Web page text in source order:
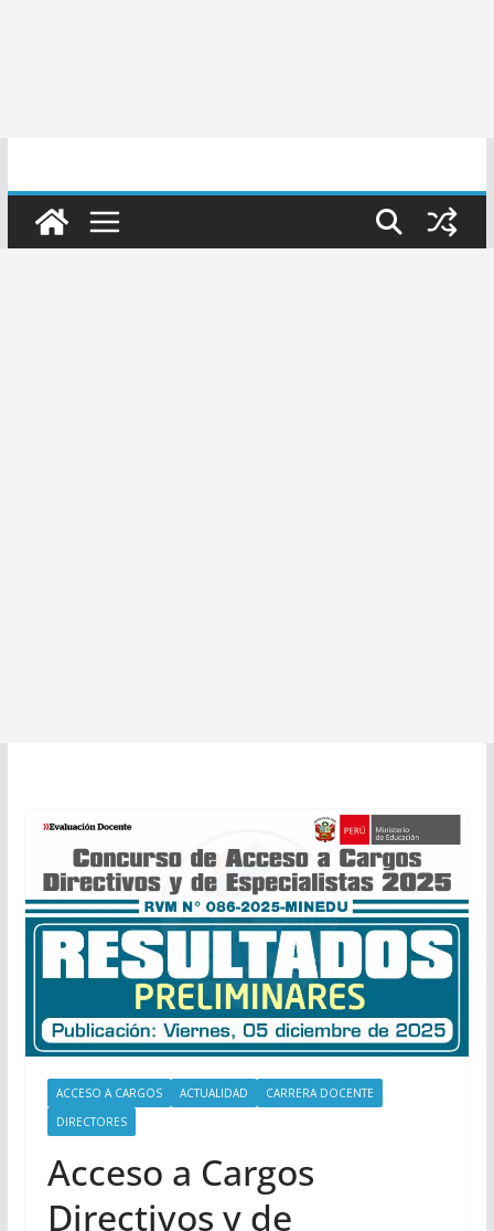
ACCESO A CARGOS ACTUALIDAD
CARRERA DOCENTE
DIRECTORES
Acceso a Cargos
Directivos y de